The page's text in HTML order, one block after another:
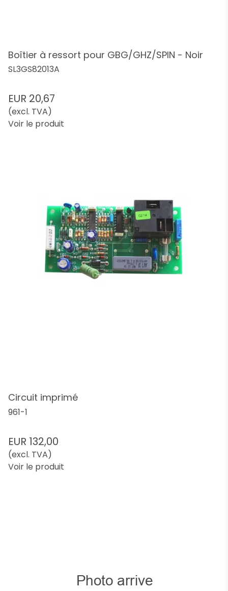
Boîtier à ressort pour GBG/GHZ/SPIN - Noir
SL3GS82013A
EUR 20,67
(excl. TVA)
Voir le produit
Circuit imprimé
961-1
EUR 132,00
(excl. TVA)
Voir le produit